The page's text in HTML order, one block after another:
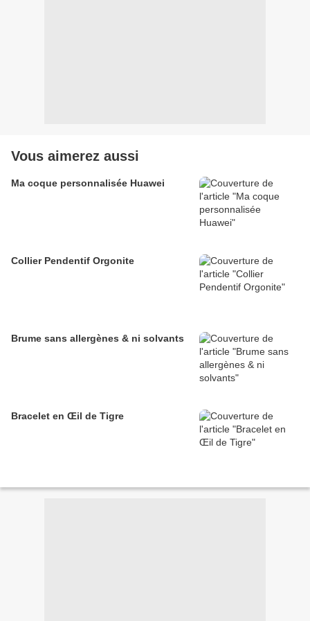
Vous aimerez aussi
Ma coque personnalisée Huawei
Collier Pendentif Orgonite
Brume sans allergènes & ni solvants
Bracelet en Œil de Tigre